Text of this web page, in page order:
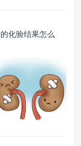
化验结果怎么